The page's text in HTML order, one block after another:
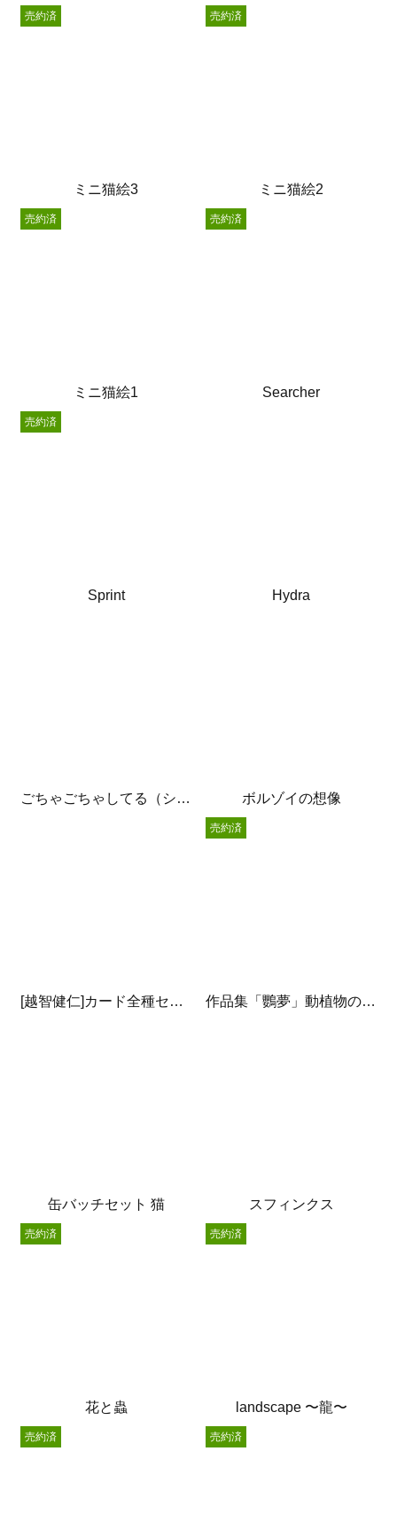
ミニ猫絵3
売約済
ミニ猫絵2
売約済
ミニ猫絵1
売約済
Searcher
売約済
Sprint
売約済
Hydra
ごちゃごちゃしてる（シルクスクリーン） ボルゾイの想像
[越智健仁]カード全種セット 作品集「鸚夢」動植物の世界
売約済
缶バッチセット 猫 スフィンクス
花と蟲
売約済
landscape 〜龍〜
売約済
売約済 売約済